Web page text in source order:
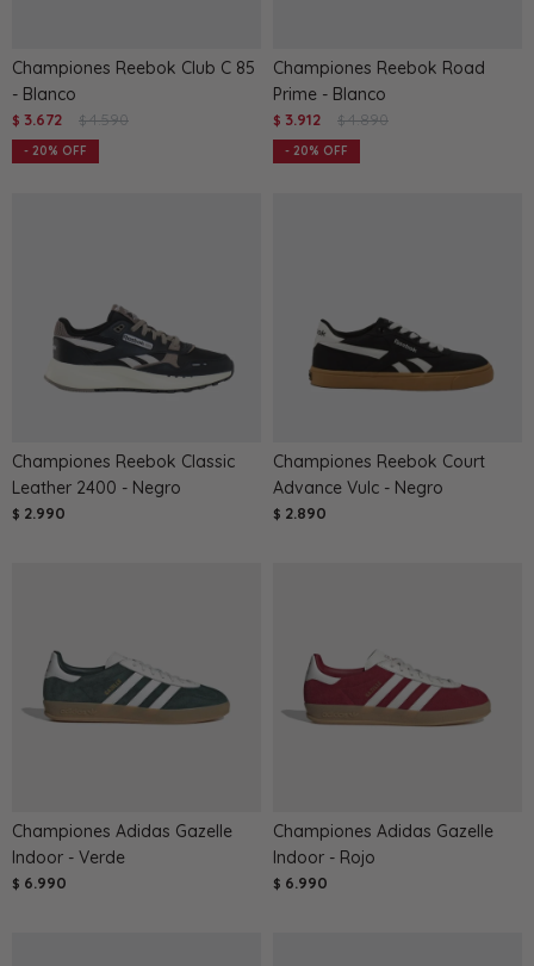
Championes Reebok Club C 85
- Blanco
$ 3.672 $ 4.590
20
Championes Reebok Road
Prime - Blanco
$ 3.912 $ 4.890
20
Championes Reebok Classic
Leather 2400 - Negro
$ 2.990
Championes Reebok Court
Advance Vulc - Negro
$ 2.890
Championes Adidas Gazelle
Indoor - Verde
$ 6.990
Championes Adidas Gazelle
Indoor - Rojo
$ 6.990